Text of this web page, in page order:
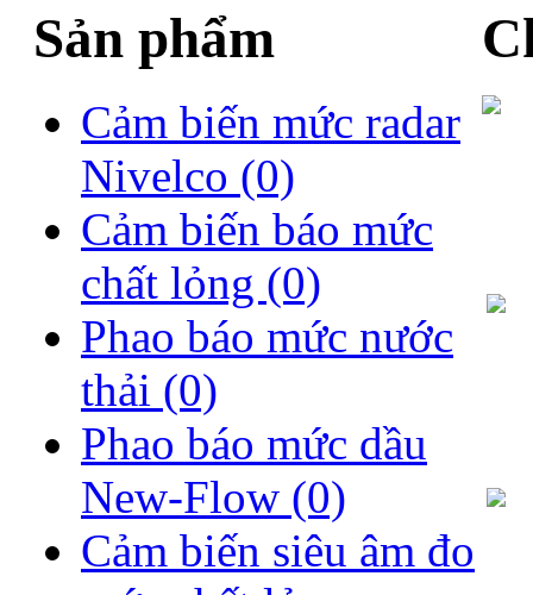
Sản phẩm
Cảm biến mức radar
Nivelco (0)
Cảm biến báo mức
chất lỏng (0)
Phao báo mức nước
thải (0)
Phao báo mức dầu
New-Flow (0)
Cảm biến siêu âm đo